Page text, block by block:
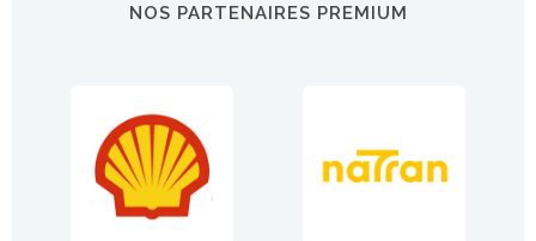
NOS PARTENAIRES PREMIUM